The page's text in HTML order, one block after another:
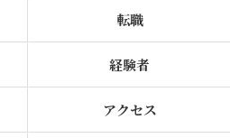
転職
経験者
アクセス